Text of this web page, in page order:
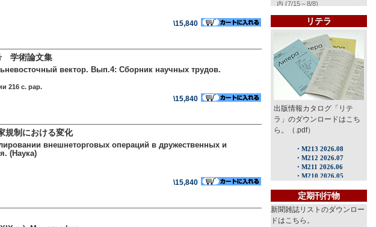
\15,840
学術論文集
вектор. Вып.4: Сборник научных трудов.
216 c. pap.
\15,840
規制における変化
внешнеторговых операций в дружественных и
(Наука)
\15,840
リテラ
出版情報カタログ「リテ
ラ」のダウンロードはこち
ら。（.pdf）
定期刊行物
新聞雑誌リストのダウンロー
ドはこちら。